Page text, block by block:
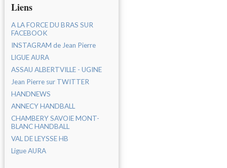
Liens
A LA FORCE DU BRAS SUR
FACEBOOK
INSTAGRAM de Jean Pierre
LIGUE AURA
ASSAU ALBERTVILLE - UGINE
Jean Pierre sur TWITTER
HANDNEWS
ANNECY HANDBALL
CHAMBERY SAVOIE MONT-
BLANC HANDBALL
VAL DE LEYSSE HB
Ligue AURA